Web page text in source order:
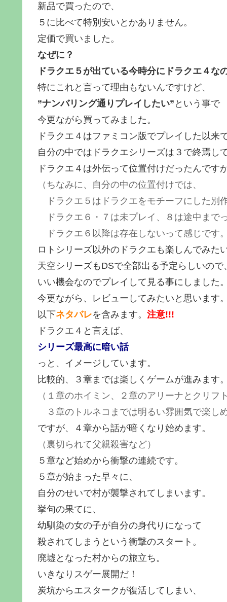
新品で買ったので、
５に比べて特別安いとかありません。
定価で買いました。
なぜに？
ドラクエ５が出ている今時分にドラクエ４な
特にこれと言って理由もないんですけど、
”ナンバリング通りプレイしたい” という事で
今更ながら買ってみました。
ドラクエ４はファミコン版でプレイした以来で
自分の中ではドラクエシリーズは３で終焉して
ドラクエ４は外伝って位置付けだったんですが
（ちなみに、自分の中の位置付けでは、
ドラクエ５はドラクエをモチーフにした別作
ドラクエ６・７は未プレイ、８は途中まで
ドラクエ６以降は存在しないって感じです。
ロトシリーズ以外のドラクエも楽しんでみた
天空シリーズもDSで全部出る予定らしいので、
いい機会なのでプレイして見る事にしました。
今更ながら、レビューしてみたいと思います。
以下ネタバレを含みます。 注意!!!
ドラクエ４と言えば、
シリーズ最高に暗い話
っと、イメージしています。
比較的、３章までは楽しくゲームが進みます。
（１章のホイミン、２章のアリーナとクリフト
３章のトルネコまでは明るい雰囲気で楽しめ
ですが、４章から話が暗くなり始めます。
（裏切られて父親殺害など）
５章など始めから衝撃の連続です。
５章が始まった早々に、
自分のせいで村が襲撃されてしまいます。
挙句の果てに、
幼馴染の女の子が自分の身代りになって
殺されてしまうという衝撃のスタート。
廃墟となった村からの旅立ち。
いきなりスゲー展開だ！
炭坑からエスタークが復活してしまい、